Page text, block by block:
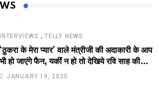
INTERVIEWS , TELLY NEWS
‘ठुकरा के मेरा प्यार’ वाले मंत्रीजी की अदाकारी के आप
भी हो जाएंगे फैन, यकीं न हो तो देखिये रवि साह की
दमदार भूमिका
JANUARY 19, 2025